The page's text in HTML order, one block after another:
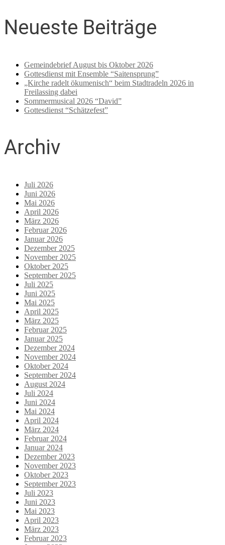
Neueste Beiträge
Gemeindebrief August bis Oktober 2026
Gottesdienst mit Ensemble “Saitensprung”
„Kirche radelt ökumenisch“ beim Stadtradeln 2026 in
Freilassing dabei
Sommermusical 2026 “David”
Gottesdienst “Schätzefest”
Archiv
Juli 2026
Juni 2026
Mai 2026
April 2026
März 2026
Februar 2026
Januar 2026
Dezember 2025
November 2025
Oktober 2025
September 2025
Juli 2025
Juni 2025
Mai 2025
April 2025
März 2025
Februar 2025
Januar 2025
Dezember 2024
November 2024
Oktober 2024
September 2024
August 2024
Juli 2024
Juni 2024
Mai 2024
April 2024
März 2024
Februar 2024
Januar 2024
Dezember 2023
November 2023
Oktober 2023
September 2023
Juli 2023
Juni 2023
Mai 2023
April 2023
März 2023
Februar 2023